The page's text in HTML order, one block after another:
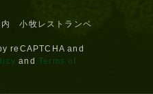
reCAPTCHA and
andTerms of